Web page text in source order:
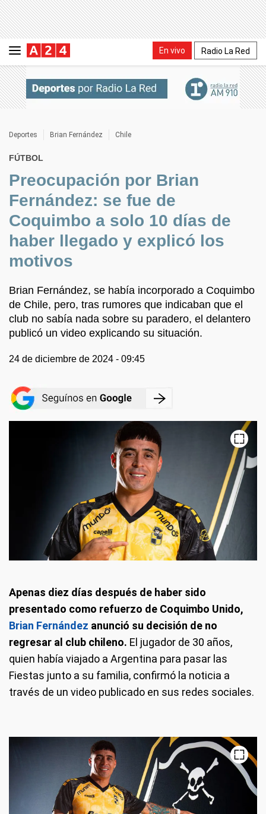
En vivo Radio La Red
Deportes Brian Fernández Chile
FÚTBOL
Preocupación por Brian
Fernández: se fue de
Coquimbo a solo 10 días de
haber llegado y explicó los
motivos
Brian Fernández, se había incorporado a Coquimbo
de Chile, pero, tras rumores que indicaban que el
club no sabía nada sobre su paradero, el delantero
publicó un video explicando su situación.
24 de diciembre de 2024 - 09:45
Apenas diez días después de haber sido
presentado como refuerzo de Coquimbo Unido,
Brian Fernández anunció su decisión de no
regresar al club chileno. El jugador de 30 años,
quien había viajado a Argentina para pasar las
Fiestas junto a su familia, confirmó la noticia a
través de un video publicado en sus redes sociales.